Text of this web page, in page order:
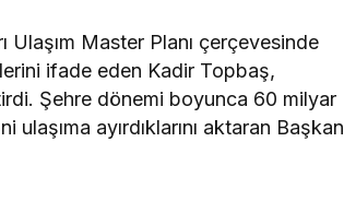
Ulaşım Master Planı çerçevesinde
ifade eden Kadir Topbaş,
Şehre dönemi boyunca 60 milyar
ulaşıma ayırdıklarını aktaran Başkan